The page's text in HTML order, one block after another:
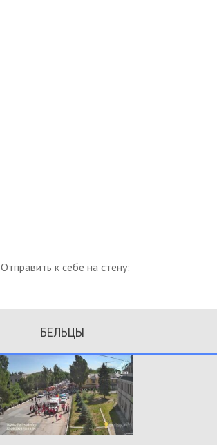
Отправить к себе на стену:
БЕЛЬЦЫ